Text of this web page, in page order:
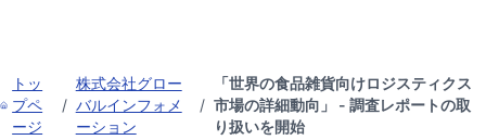
トッ
プペ
ージ
/
株式会社グロー
バルインフォメ
ーション
/
「世界の食品雑貨向けロジスティクス
市場の詳細動向」 - 調査レポートの取
り扱いを開始